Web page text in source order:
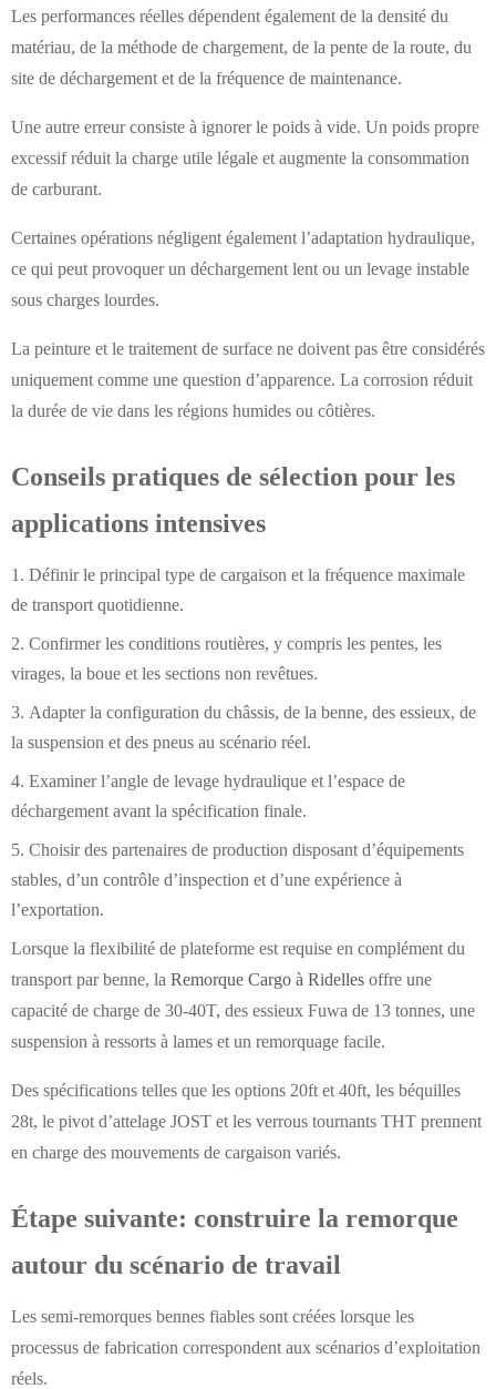
Les performances réelles dépendent également de la densité du
matériau, de la méthode de chargement, de la pente de la route, du
site de déchargement et de la fréquence de maintenance.
Une autre erreur consiste à ignorer le poids à vide. Un poids propre
excessif réduit la charge utile légale et augmente la consommation
de carburant.
Certaines opérations négligent également l’adaptation hydraulique,
ce qui peut provoquer un déchargement lent ou un levage instable
sous charges lourdes.
La peinture et le traitement de surface ne doivent pas être considérés
uniquement comme une question d’apparence. La corrosion réduit
la durée de vie dans les régions humides ou côtières.
Conseils pratiques de sélection pour les
applications intensives
Définir le principal type de cargaison et la fréquence maximale
de transport quotidienne.
Confirmer les conditions routières, y compris les pentes, les
virages, la boue et les sections non revêtues.
Adapter la configuration du châssis, de la benne, des essieux, de
la suspension et des pneus au scénario réel.
Examiner l’angle de levage hydraulique et l’espace de
déchargement avant la spécification finale.
Choisir des partenaires de production disposant d’équipements
stables, d’un contrôle d’inspection et d’une expérience à
l’exportation.
Lorsque la flexibilité de plateforme est requise en complément du
transport par benne, la Remorque Cargo à Ridelles offre une
capacité de charge de 30-40T, des essieux Fuwa de 13 tonnes, une
suspension à ressorts à lames et un remorquage facile.
Des spécifications telles que les options 20ft et 40ft, les béquilles
28t, le pivot d’attelage JOST et les verrous tournants THT prennent
en charge des mouvements de cargaison variés.
Étape suivante: construire la remorque
autour du scénario de travail
Les semi-remorques bennes fiables sont créées lorsque les
processus de fabrication correspondent aux scénarios d’exploitation
réels.